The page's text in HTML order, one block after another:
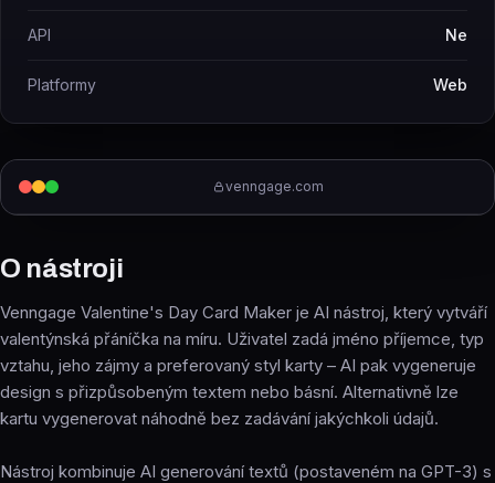
venngage.com
O nástroji
Venngage Valentine's Day Card Maker je AI nástroj, který vytváří
valentýnská přáníčka na míru. Uživatel zadá jméno příjemce, typ
vztahu, jeho zájmy a preferovaný styl karty – AI pak vygeneruje
design s přizpůsobeným textem nebo básní. Alternativně lze
kartu vygenerovat náhodně bez zadávání jakýchkoli údajů.
Nástroj kombinuje AI generování textů (postaveném na GPT-3) s
API Ne
Platformy Web